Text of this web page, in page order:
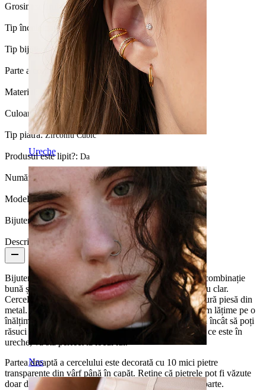
Ureche
Nas
Grosimea firului:1,2 mm
Tip încuietoare:Prin răsucire
Tip bijuterie:Cercel formă, Cercel
Parte a corpului: Helix, Daith, Forward helix
Material: Alamă
Culoare piatră: Transparent
Tip piatră:Zirconiu Cubic
Produsul este lipit?: Da
Număr bucăți:
Model:Inimă
Bijuteria este placată?: Da, în întregime
Descriere
Bijuteriile de piercing și inimile au fost întotdeauna o combinație
bună și acest cercelpiercing de ureche este un exemplu clar.
Cercelul are forma unei inimi și este făcut dintr-o singură piesă din
metal. Măsurile interioare ale acestei inimi sunt de 9mm lățime pe o
înălțime de 9 mm. Inima are o mică deschizătură astfel încât să poți
răsuci cercelul pentru a-l să-l insera în piercing. Odată ce este în
ureche, va sta perfect la locul lui.
Partea dreaptă a cercelului este decorată cu 10 mici pietre
transparente din vârf până în capăt. Reține că pietrele pot fi văzute
doar dintr-o parte, cercelul fiind decorat pe o singură parte.